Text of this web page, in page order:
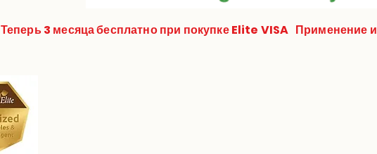
Теперь 3 месяца бесплатно при покупке Elite VISA Применение и